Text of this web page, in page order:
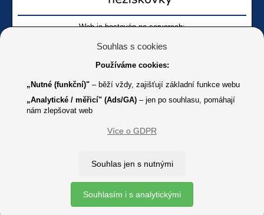
Web je hostován na serverech:
Online
Youtube SONS
K jakémukoliv užití textů a obrázků uvedených na tomto serveru je
Copyright © 2012 - 2026 SONS ČR, z. s.
Ochrana osobních údajů (GDPR)
Souhlas s cookies
Používáme cookies:
„Nutné (funkční)" – běží vždy, zajišťují základní funkce webu
„Analytické / měřicí" (Ads/GA) – jen po souhlasu, pomáhají
nám zlepšovat web
Více o GDPR
Souhlas jen s nutnými
Souhlasím i s analytickými